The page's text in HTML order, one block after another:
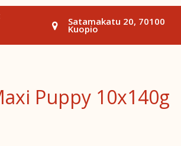
Satamakatu 20, 70100
Kuopio
Puppy 10x140g